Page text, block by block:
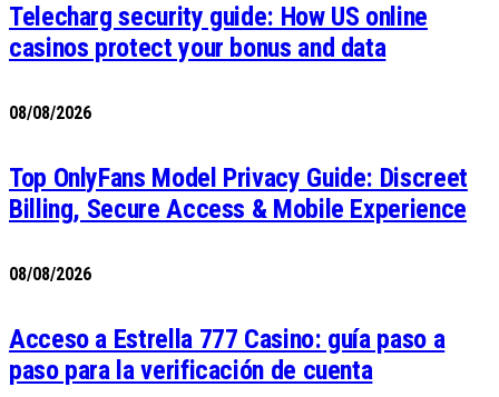
Telecharg security guide: How US online
casinos protect your bonus and data
08/08/2026
Top OnlyFans Model Privacy Guide: Discreet
Billing, Secure Access & Mobile Experience
08/08/2026
Acceso a Estrella 777 Casino: guía paso a
paso para la verificación de cuenta